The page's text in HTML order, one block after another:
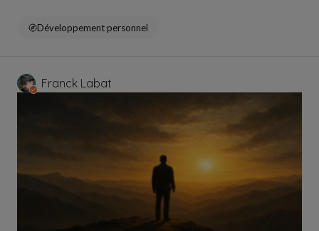
Développement personnel
Franck Labat